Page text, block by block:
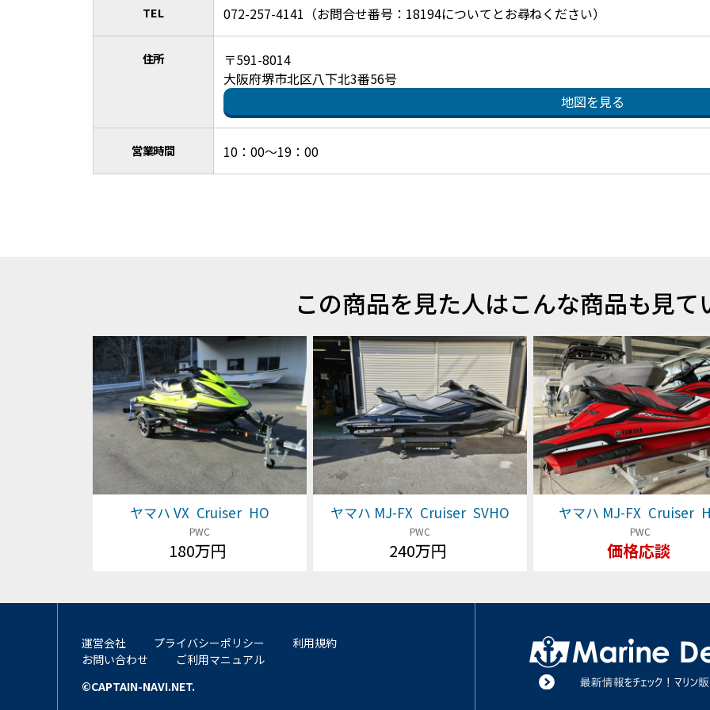
TEL 072-257-4141（お問合せ番号：18194についてとお尋ねください）
住所
〒591-8014
大阪府堺市北区八下北3番56号
地図を見る
営業時間 10：00～19：00
この商品を見た人はこんな商品も見て
ヤマハ VX Cruiser HO
PWC
180万円
ヤマハ MJ-FX Cruiser SVHO
PWC
240万円
ヤマハ MJ-FX Cruiser
PWC
価格応談
運営会社 プライバシーポリシー
利用規約
お問い合わせ
ご利用マニュアル
©CAPTAIN-NAVI.NET.